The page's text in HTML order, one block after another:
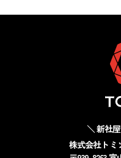
＼ 新社
株式会社トミ